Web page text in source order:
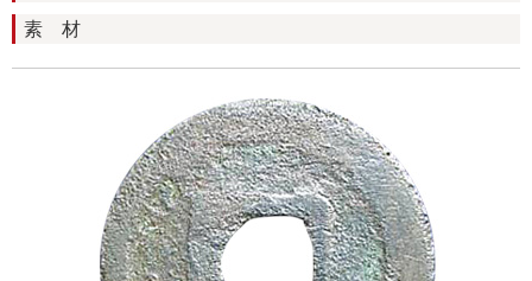
素 材